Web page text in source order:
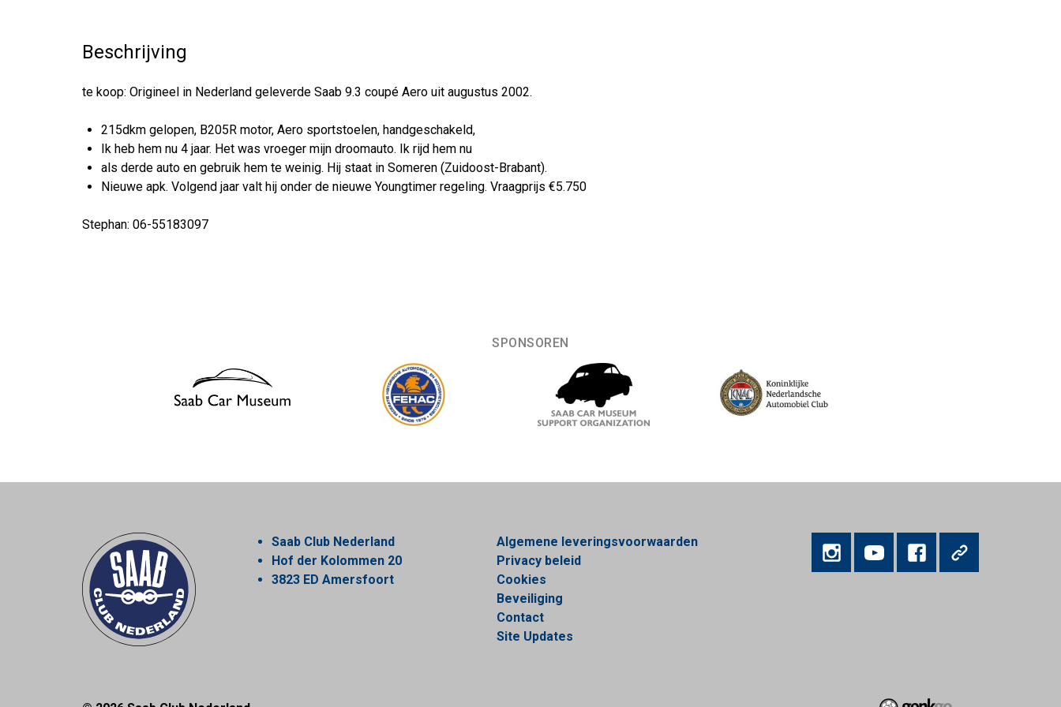
Beschrijving
te koop: Origineel in Nederland geleverde Saab 9.3 coupé Aero uit augustus 2002.
215dkm gelopen, B205R motor, Aero sportstoelen, handgeschakeld,
Ik heb hem nu 4 jaar. Het was vroeger mijn droomauto. Ik rijd hem nu
als derde auto en gebruik hem te weinig. Hij staat in Someren (Zuidoost-Brabant).
Nieuwe apk. Volgend jaar valt hij onder de nieuwe Youngtimer regeling. Vraagprijs €5.750
Stephan: 06-55183097
SPONSOREN
Saab Club Nederland
Hof der Kolommen 20
3823 ED Amersfoort
Algemene leveringsvoorwaarden
Privacy beleid
Cookies
Beveiliging
Contact
Site Updates